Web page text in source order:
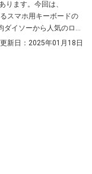
ります。今回は、
スマホ用キーボードの
イソーから人気のロジ
。選び方やBluetoothの
更新日： 2025年01月18日